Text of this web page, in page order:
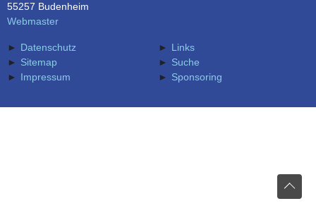
55257 Budenheim
Webmaster
Datenschutz
Links
Sitemap
Suche
Impressum
Sponsoring